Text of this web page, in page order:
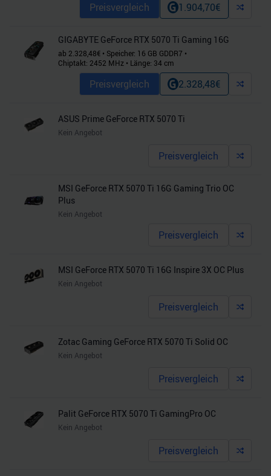
Preisvergleich 1.904,70€
GIGABYTE GeForce RTX 5070 Ti Gaming 16G
ab 2.328,48€ • Speicher: 16 GB GDDR7 •
Chiptakt: 2452 MHz • Länge: 34cm
Preisvergleich 2.328,48€
ASUS Prime GeForce RTX 5070 Ti
Kein Angebot
Preisvergleich
MSI GeForce RTX 5070 Ti 16G Gaming Trio OC
Plus
Kein Angebot
Preisvergleich
MSI GeForce RTX 5070 Ti 16G Inspire 3X OC Plus
Kein Angebot
Preisvergleich
Zotac Gaming GeForce RTX 5070 Ti Solid OC
Kein Angebot
Preisvergleich
Palit GeForce RTX 5070 Ti GamingPro OC
Kein Angebot
Preisvergleich